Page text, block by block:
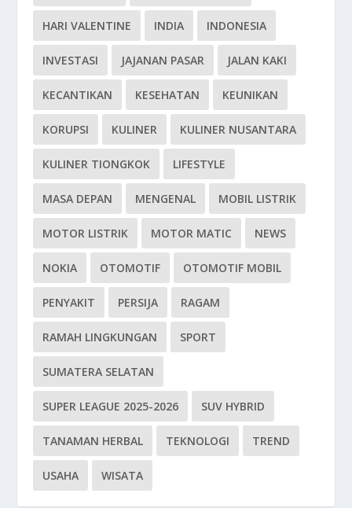
HARI VALENTINE INDIA INDONESIA
INVESTASI JAJANAN PASAR JALAN KAKI
KECANTIKAN KESEHATAN KEUNIKAN
KORUPSI KULINER KULINER NUSANTARA
KULINER TIONGKOK LIFESTYLE
MASA DEPAN MENGENAL MOBIL LISTRIK
MOTOR LISTRIK MOTOR MATIC NEWS
NOKIA OTOMOTIF OTOMOTIF MOBIL
PENYAKIT PERSIJA RAGAM
RAMAH LINGKUNGAN SPORT
SUMATERA SELATAN
SUPER LEAGUE 2025-2026 SUV HYBRID
TANAMAN HERBAL TEKNOLOGI TREND
USAHA WISATA